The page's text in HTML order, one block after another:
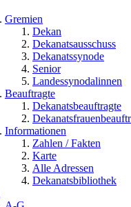
Gremien
Dekan
Dekanatsausschuss
Dekanatssynode
Senior
Landessynodalinnen
Beauftragte
Dekanatsbeauftragte
Informationen
Zahlen / Fakten
Karte
Alle Adressen
Dekanatsbibliothek